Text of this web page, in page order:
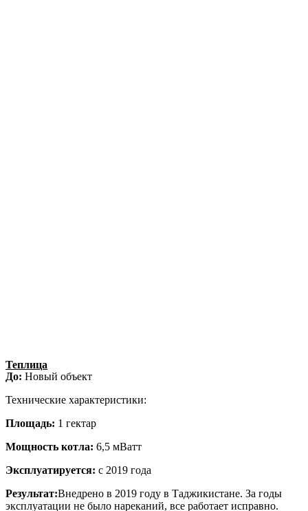
Теплица
До: Новый объект
Технические характеристики:
Площадь: 1 гектар
Мощность котла: 6,5 мВатт
Эксплуатируется: с 2019 года
Результат:Внедрено в 2019 году в Таджикистане. За годы
эксплуатации не было нареканий, все работает исправно.